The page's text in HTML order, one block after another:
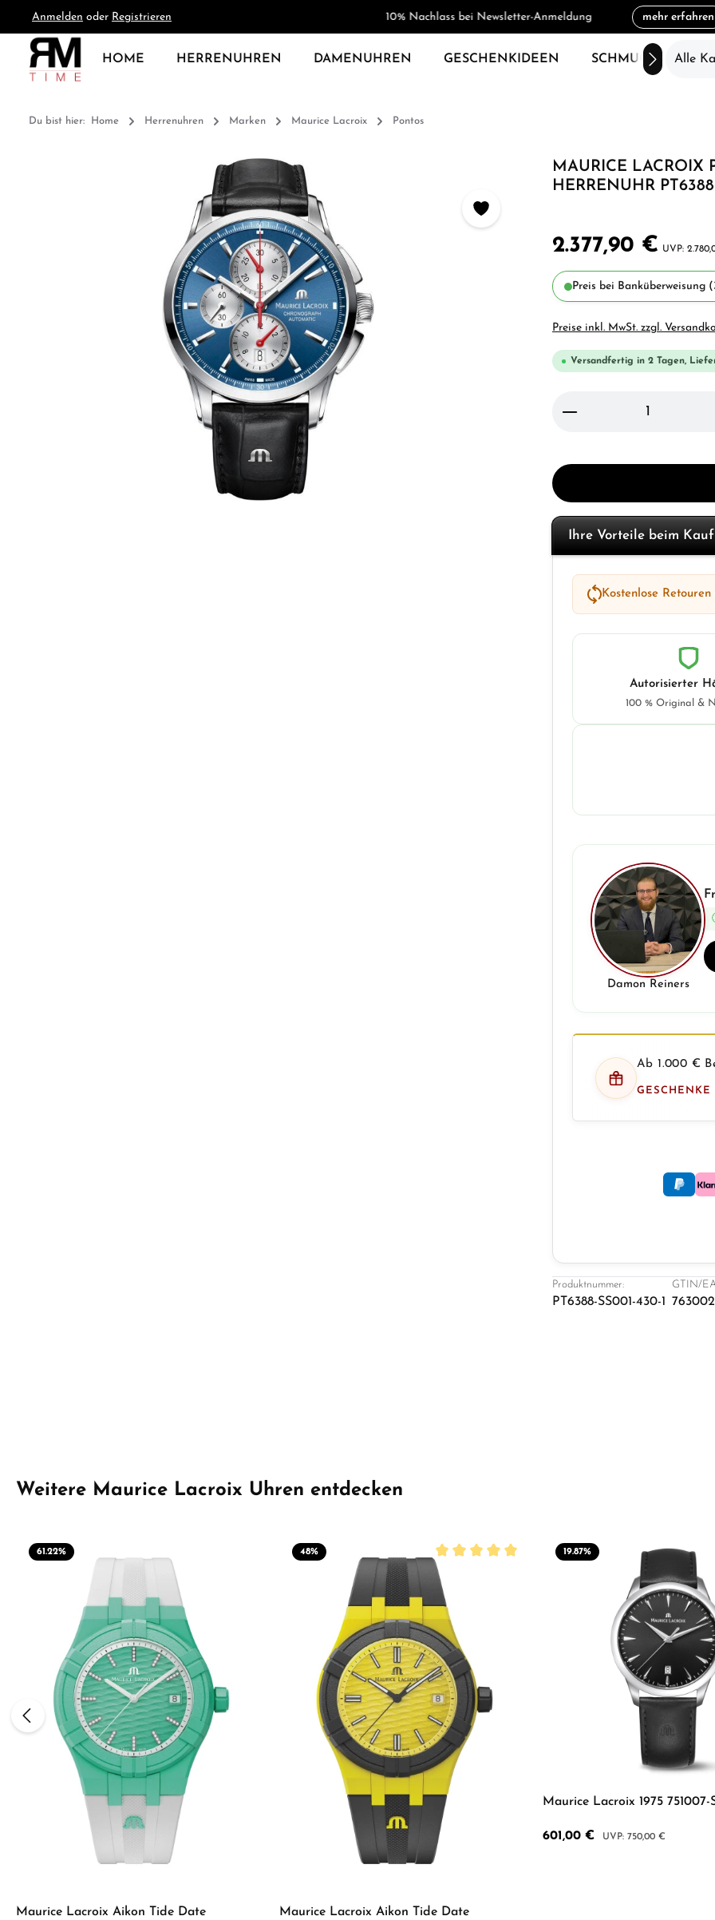
Zur Hauptnavigation springen
Anmelden oder Registrieren 10% Nachlass bei Newsletter-Anmeldung mehr erfahren
HOME HERRENUHREN DAMENUHREN GESCHENKIDEEN SCHMUCK Alle
Du bist hier: Home Herrenuhren Marken Maurice Lacroix Pontos
MAURICE LACROIX
HERRENUHR
2.377,90 €
Preis bei Banküberweisung
Preise inkl. MwSt. zzgl.
Versandfertig in 2 Tagen,
Produkt Anzahl:
Ihre Vorteile beim
Kostenlose
Autorisierter
100 % Original &
Damon Reiners
Ab 1.000 €
GESCHENKE
Produktnummer:
PT6388-SS001-430-1
GTIN/
Produktgalerie überspringen
Weitere Maurice Lacroix Uhren entdecken
61.22%
Maurice Lacroix Aikon Tide Date
48%
Durchschnittliche Bewertung von 5 von 5 Sternen
Maurice Lacroix Aikon Tide Date
19.87%
Maurice Lacroix 1975 751007-
Verkaufspreis:
601,00 € Regulärer Preis:
750,00 €